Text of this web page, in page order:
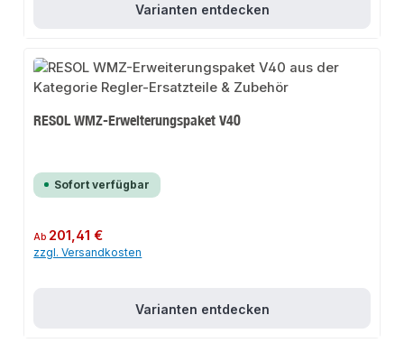
Varianten entdecken
RESOL WMZ-Erweiterungspaket V40
Sofort verfügbar
Regulärer Preis:
Ab 201,41 €
zzgl. Versandkosten
Varianten entdecken